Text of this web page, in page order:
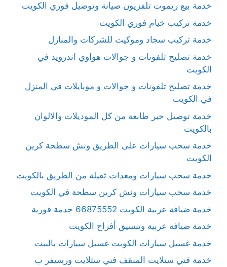
خدمة بيع ريموت تلفزيون صيانة وتوصيل فوري الكويت
خدمة تركيب خيام فوري الكويت
خدمة تركيب سجاد وموكيت للشركات والمنازل
خدمة تصليح تلفونات و جوالات هواوي اندرويد في
الكويت
خدمة تصليح تلفونات و جوالات و موبايلات في المنزل
في الكويت
خدمة توصيل حبر طابعة من كل الموديلات والالوان
بالكويت
خدمة سحب سيارات على الطريق ونش سطحة كرين
الكويت
خدمة سحب سيارات ومعدات ثقيلة من الطريق بالكويت
خدمة سحب سيارات ونش كرين سطحة في الكويت
خدمة ضيافة عربية الكويت 66875552 خدمة فورية
خدمة ضيافة عربية وتنسيق أفراح الكويت
خدمة غسيل سيارات الكويت غسيل سيارات بالبيت
خدمة فني ستلايت المنقف فني ستلايت ورسيفر ب